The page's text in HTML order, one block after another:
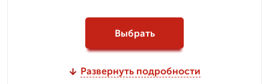
Выбрать
Развернуть подробности